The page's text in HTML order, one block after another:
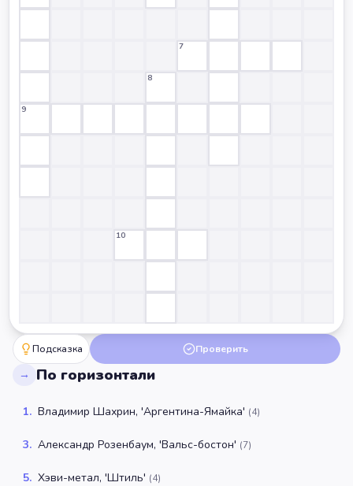
7
8
9
10
Подсказка Проверить
→ По горизонтали
1. Владимир Шахрин, 'Аргентина-Ямайка' (4)
3. Александр Розенбаум, 'Вальс-бостон' (7)
5. Хэви-метал, 'Штиль' (4)